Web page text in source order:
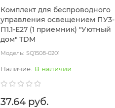
Комплект для беспроводного
управления освещением ПУ3-
П1.1-Е27 (1 приемник) "Уютный
дом" TDM
SQ1508-0201
В наличии
37.64 руб.